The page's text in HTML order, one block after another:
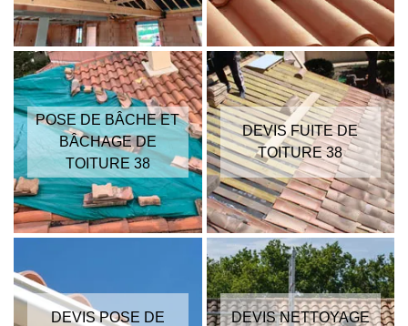
POSE DE BÂCHE ET
BÂCHAGE DE
TOITURE 38
DEVIS FUITE DE
TOITURE 38
DEVIS POSE DE
DEVIS NETTOYAGE